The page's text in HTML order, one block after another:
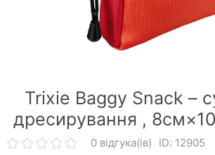
Trixie Baggy Snack –
дресирування ,
0 відгука(ів) ID: 12905